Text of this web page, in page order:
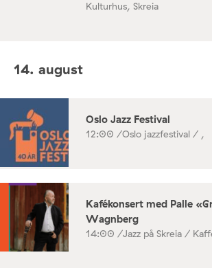
Kulturhus, Skreia
14. august
Oslo Jazz Festival
12:00 /Oslo jazzfestival / ,
Kafékonsert med Palle
Wagnberg
14:00 /Jazz på Skreia /